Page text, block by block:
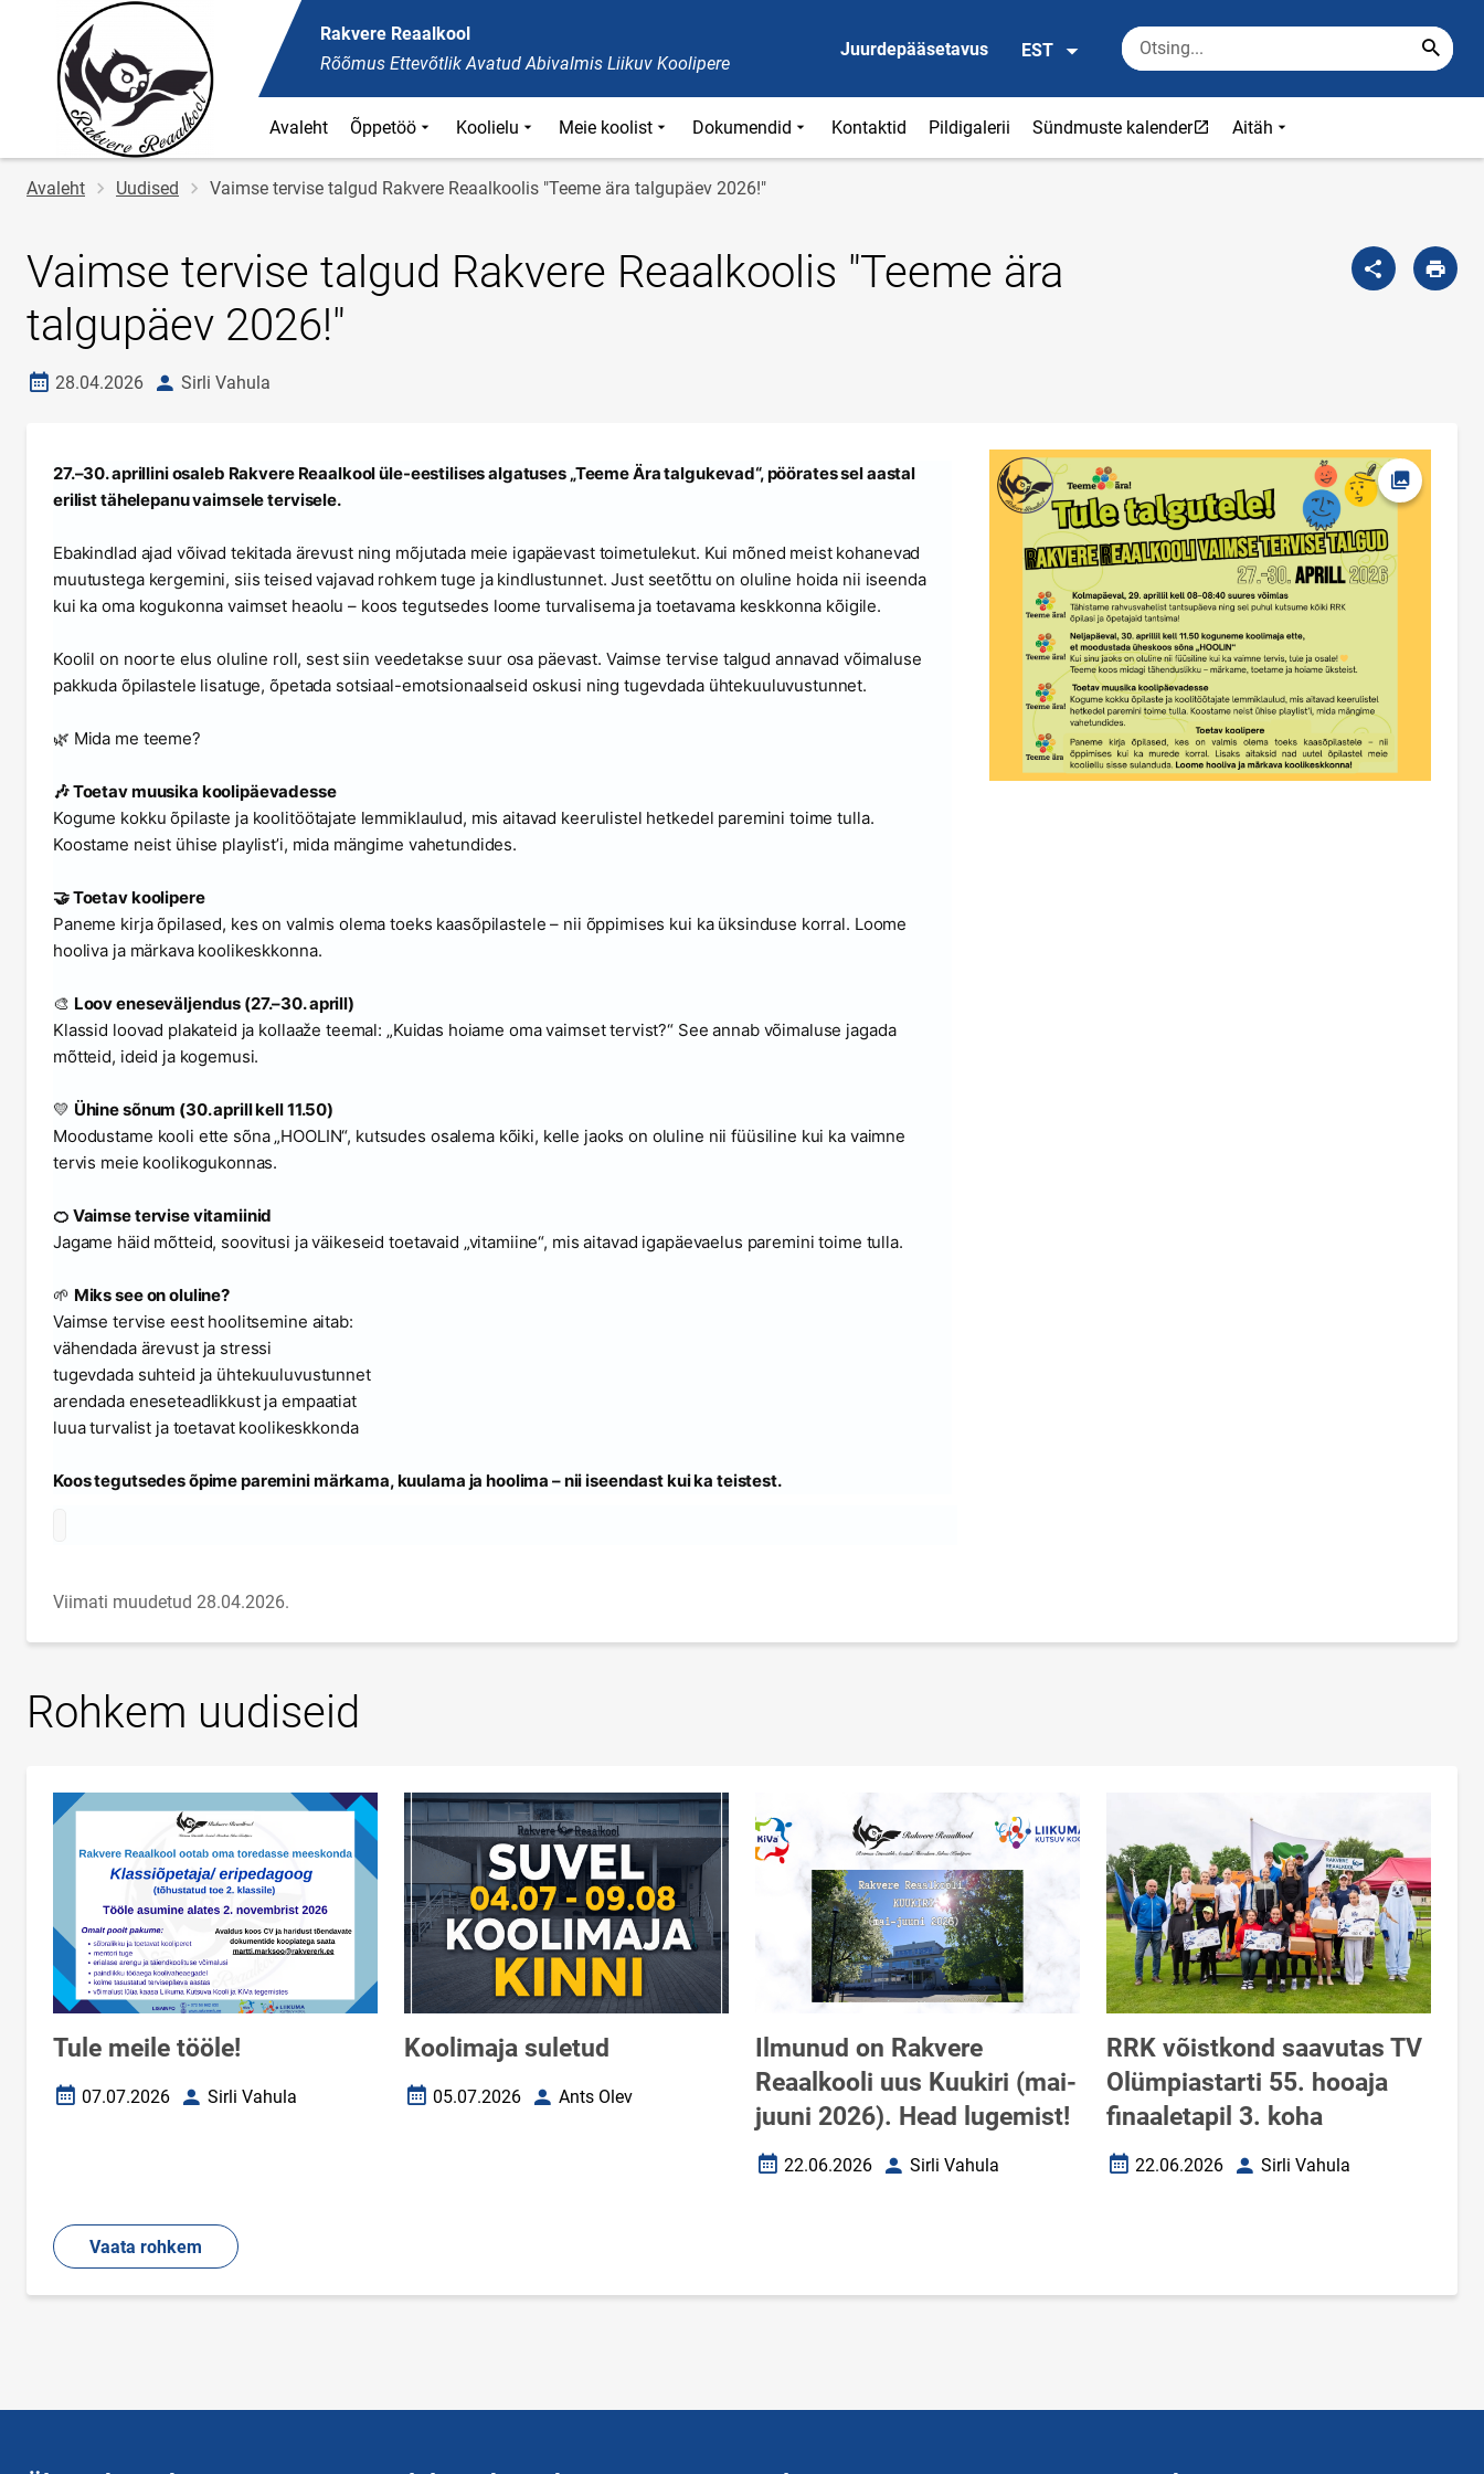
Rakvere Reaalkool
Rõõmus Ettevõtlik Avatud Abivalmis Liikuv Koolipere
Juurdepääsetavus EST
Avaleht Õppetöö Koolielu Meie koolist Dokumendid Kontaktid Pildigalerii Sündmuste kalender
Link avaneb uuel leheküljelAitäh
Jälglink
Avaleht Uudised Vaimse tervise talgud Rakvere Reaalkoolis "Teeme ära talgupäev 2026!"
Vaimse tervise talgud Rakvere Reaalkoolis "Teeme ära
talgupäev 2026!"
Loomise kuupäev
28.04.2026 autorSirli Vahula
27.–30. aprillini osaleb Rakvere Reaalkool üle-eestilises algatuses „Teeme Ära talgukevad“, pöörates sel aastal
erilist tähelepanu vaimsele tervisele.
Ebakindlad ajad võivad tekitada ärevust ning mõjutada meie igapäevast toimetulekut. Kui mõned meist kohanevad
muutustega kergemini, siis teised vajavad rohkem tuge ja kindlustunnet. Just seetõttu on oluline hoida nii iseenda
kui ka oma kogukonna vaimset heaolu – koos tegutsedes loome turvalisema ja toetavama keskkonna kõigile.
Koolil on noorte elus oluline roll, sest siin veedetakse suur osa päevast. Vaimse tervise talgud annavad võimaluse
pakkuda õpilastele lisatuge, õpetada sotsiaal-emotsionaalseid oskusi ning tugevdada ühtekuuluvustunnet.
🌿 Mida me teeme?
🎶 Toetav muusika koolipäevadesse
Kogume kokku õpilaste ja koolitöötajate lemmiklaulud, mis aitavad keerulistel hetkedel paremini toime tulla.
Koostame neist ühise playlist’i, mida mängime vahetundides.
🤝 Toetav koolipere
Paneme kirja õpilased, kes on valmis olema toeks kaasõpilastele – nii õppimises kui ka üksinduse korral. Loome
hooliva ja märkava koolikeskkonna.
🎨 Loov eneseväljendus (27.–30. aprill)
Klassid loovad plakateid ja kollaaže teemal: „Kuidas hoiame oma vaimset tervist?“ See annab võimaluse jagada
mõtteid, ideid ja kogemusi.
💛 Ühine sõnum (30. aprill kell 11.50)
Moodustame kooli ette sõna „HOOLIN“, kutsudes osalema kõiki, kelle jaoks on oluline nii füüsiline kui ka vaimne
tervis meie koolikogukonnas.
🍊 Vaimse tervise vitamiinid
Jagame häid mõtteid, soovitusi ja väikeseid toetavaid „vitamiine“, mis aitavad igapäevaelus paremini toime tulla.
🌱 Miks see on oluline?
Vaimse tervise eest hoolitsemine aitab:
vähendada ärevust ja stressi
tugevdada suhteid ja ühtekuuluvustunnet
arendada eneseteadlikkust ja empaatiat
luua turvalist ja toetavat koolikeskkonda
Koos tegutsedes õpime paremini märkama, kuulama ja hoolima – nii iseendast kui ka teistest.
Ava foto
Viimati muudetud 28.04.2026.
Rohkem uudiseid
Tule meile tööle!
Loomise kuupäev
07.07.2026 AutorSirli Vahula
Koolimaja suletud
Loomise kuupäev
05.07.2026 AutorAnts Olev
Ilmunud on Rakvere
Reaalkooli uus Kuukiri (mai-
juuni 2026). Head lugemist!
Loomise kuupäev
22.06.2026 AutorSirli Vahula
RRK võistkond saavutas TV
Olümpiastarti 55. hooaja
finaaletapil 3. koha
Loomise kuupäev
22.06.2026 AutorSirli Vahula
Vaata rohkem